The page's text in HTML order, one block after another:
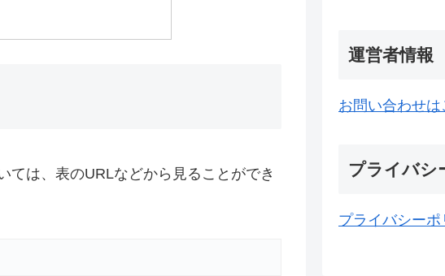
ては、表のURLなどから見ることができ
運営者情報
お問い合わせは
プライバシ
プライバシーポ